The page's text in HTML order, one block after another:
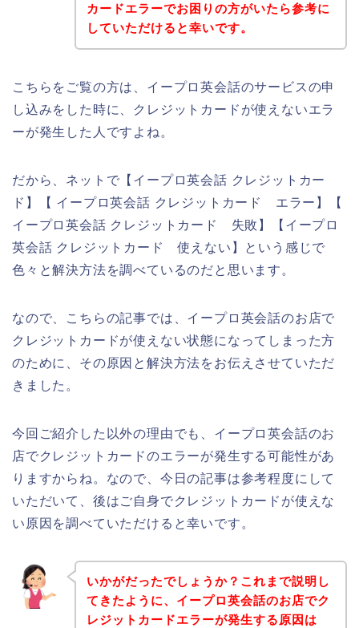
カードエラーでお困りの方がいたら参考に
していただけると幸いです。
こちらをご覧の方は、イープロ英会話のサービスの申
し込みをした時に、クレジットカードが使えないエラ
ーが発生した人ですよね。
だから、ネットで【イープロ英会話 クレジットカー
ド】【 イープロ英会話 クレジットカード エラー】【
イープロ英会話 クレジットカード 失敗】【イープロ
英会話 クレジットカード 使えない】という感じで
色々と解決方法を調べているのだと思います。
なので、こちらの記事では、イープロ英会話のお店で
クレジットカードが使えない状態になってしまった方
のために、その原因と解決方法をお伝えさせていただ
きました。
今回ご紹介した以外の理由でも、イープロ英会話のお
店でクレジットカードのエラーが発生する可能性があ
りますからね。なので、今日の記事は参考程度にして
いただいて、後はご自身でクレジットカードが使えな
い原因を調べていただけると幸いです。
いかがだったでしょうか？これまで説明し
てきたように、イープロ英会話のお店でク
レジットカードエラーが発生する原因は